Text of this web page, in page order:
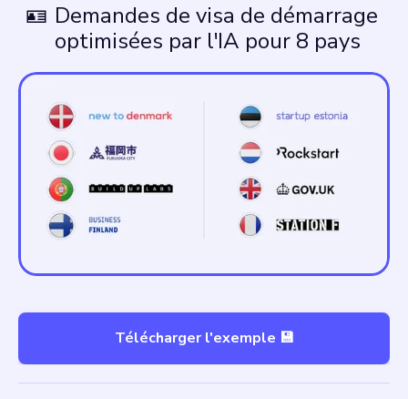
🪪 Demandes de visa de démarrage
optimisées par l'IA pour 8 pays
Télécharger l'exemple 💾